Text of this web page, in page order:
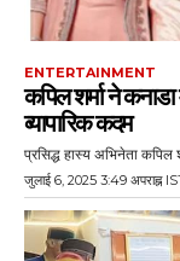
ENTERTAINMENT
कपिल शर्मा ने
व्यापारिक कदम
प्रसिद्ध हास्य अभिनेता
जुलाई 6, 2025 3:49 अपराह्न